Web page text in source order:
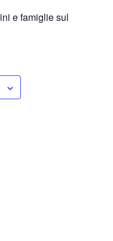
e famiglie sul